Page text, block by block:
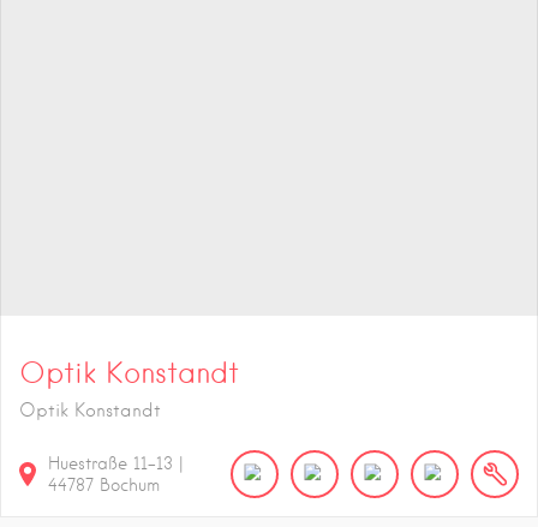
Optik Konstandt
Optik Konstandt
Huestraße 11-13
44787 Bochum